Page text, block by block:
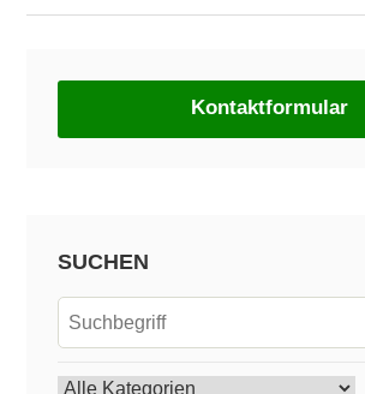
Kontaktformular
SUCHEN